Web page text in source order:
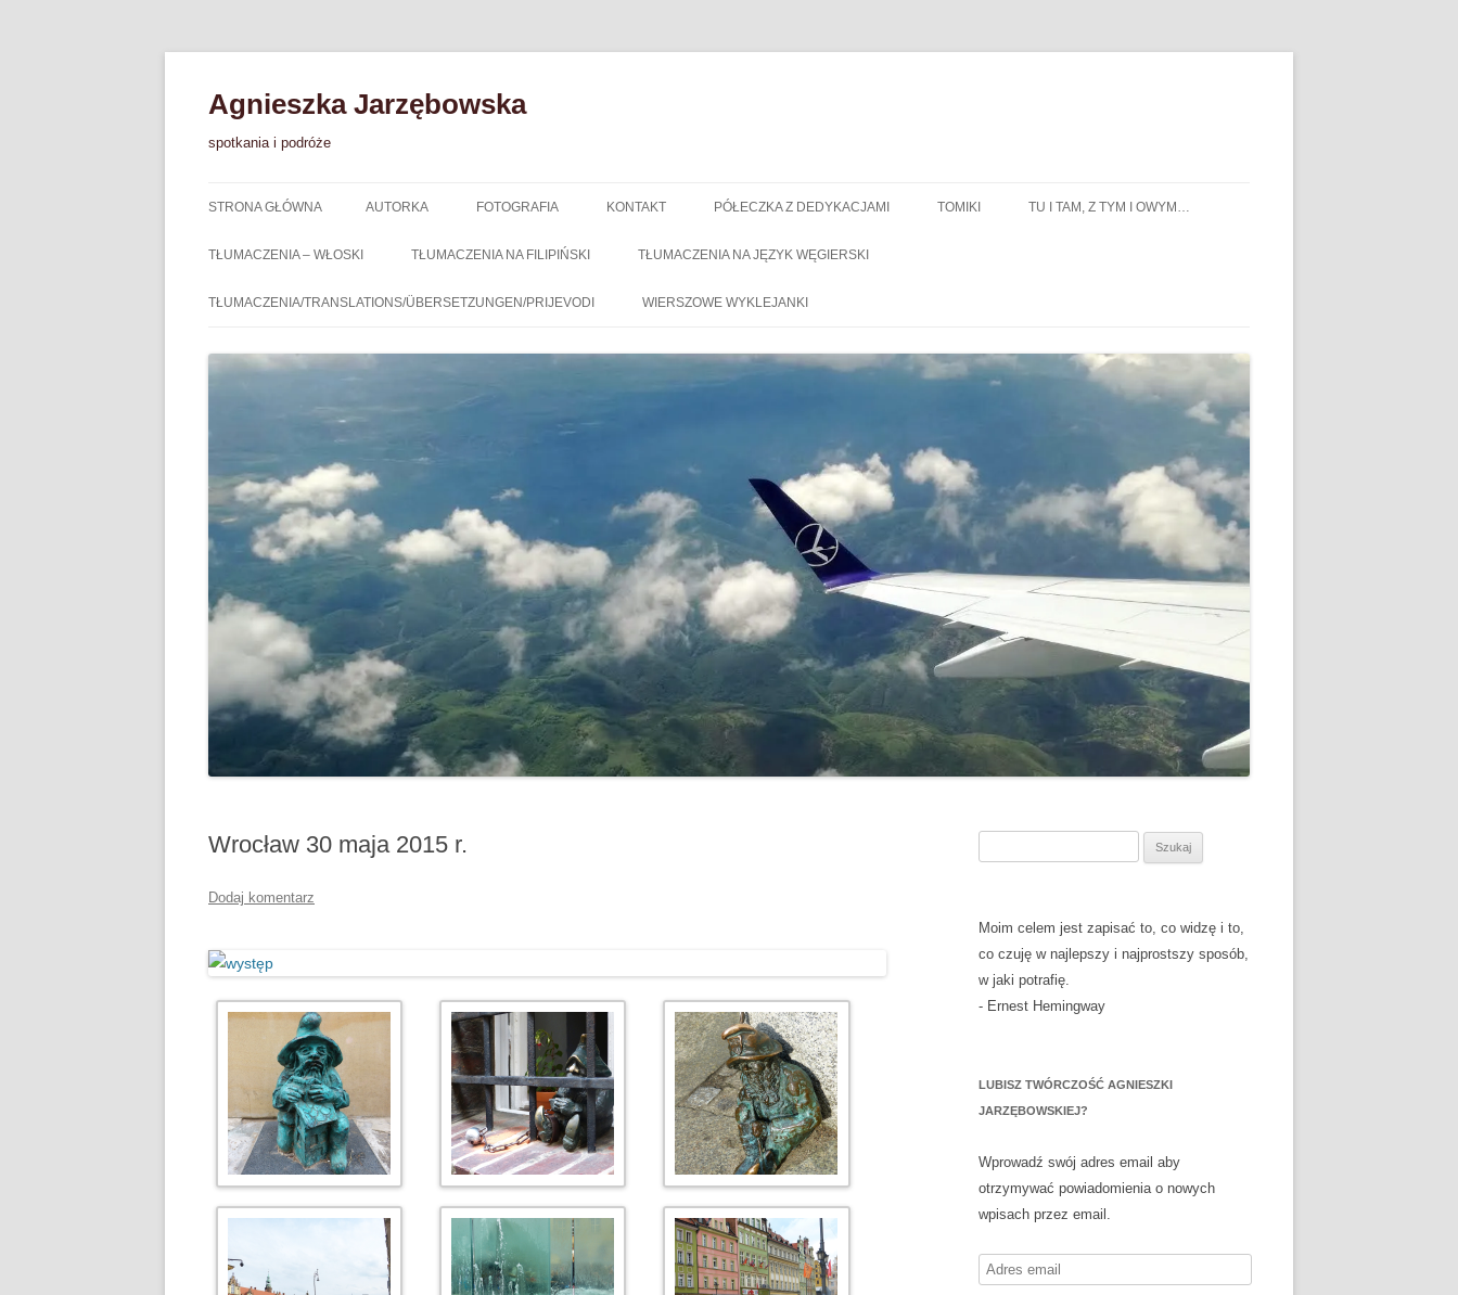
Agnieszka Jarzębowska
spotkania i podróże
STRONA GŁÓWNA AUTORKA FOTOGRAFIA KONTAKT PÓŁECZKA Z DEDYKACJAMI TOMIKI TU I TAM, Z TYM I OWYM…
TŁUMACZENIA – WŁOSKI TŁUMACZENIA NA FILIPIŃSKI TŁUMACZENIA NA JĘZYK WĘGIERSKI
TŁUMACZENIA/TRANSLATIONS/ÜBERSETZUNGEN/PRIJEVODI
SZWEDZKI
SŁOWACKI
WIERSZOWE WYKLEJANKI
Wrocław 30 maja 2015 r.
Dodaj komentarz
Moim celem jest zapisać to, co widzę i to,
co czuję w najlepszy i najprostszy sposób,
w jaki potrafię.
- Ernest Hemingway
LUBISZ TWÓRCZOŚĆ AGNIESZKI
JARZĘBOWSKIEJ?
Wprowadź swój adres email aby
otrzymywać powiadomienia o nowych
wpisach przez email.
Adres